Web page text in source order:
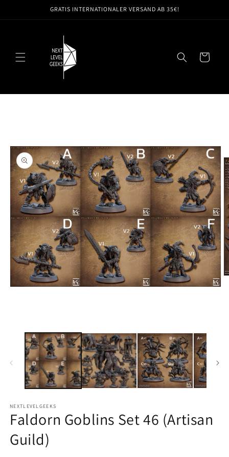
GRATIS INTERNATIONALER VERSAND AB 35€!
Warenkorb
NEXTLEVELGEEKS
Faldorn Goblins Set 46 (Artisan
Guild)